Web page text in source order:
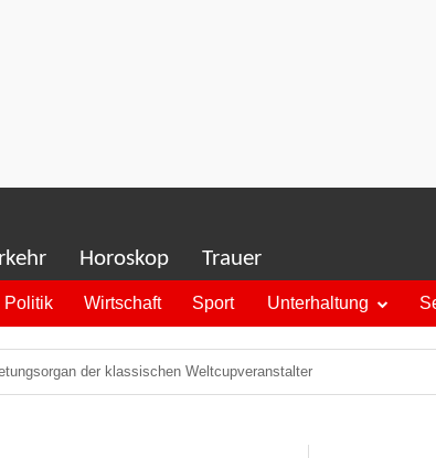
Horoskop Trauer
Politik Wirtschaft Sport Unterhaltung
der klassischen Weltcupveranstalter